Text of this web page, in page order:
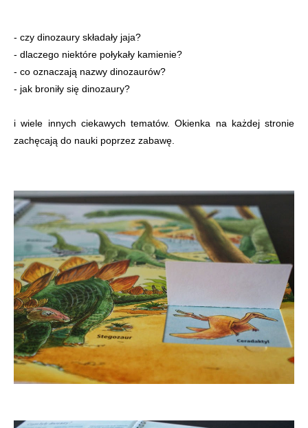
- czy dinozaury składały jaja?
- dlaczego niektóre połykały kamienie?
- co oznaczają nazwy dinozaurów?
- jak broniły się dinozaury?
i wiele innych ciekawych tematów. Okienka na każdej stronie
zachęcają do nauki poprzez zabawę.